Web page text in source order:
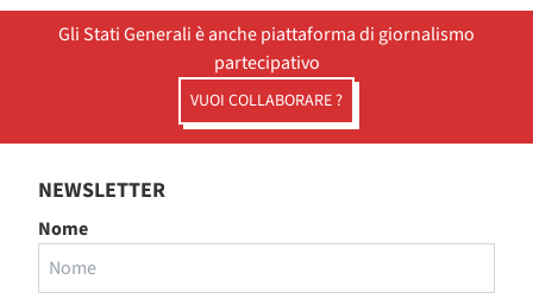
Gli Stati Generali è anche piattaforma di giornalismo
partecipativo
VUOI COLLABORARE ?
NEWSLETTER
Nome